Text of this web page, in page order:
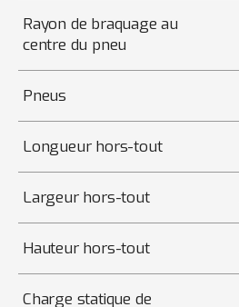
Rayon de braquage au
centre du pneu
Pneus
Longueur hors-tout
Largeur hors-tout
Hauteur hors-tout
Charge statique de